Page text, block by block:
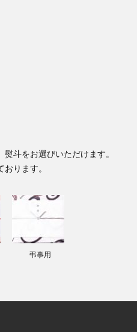
斗をお選びいただけます。
ります。
弔事用